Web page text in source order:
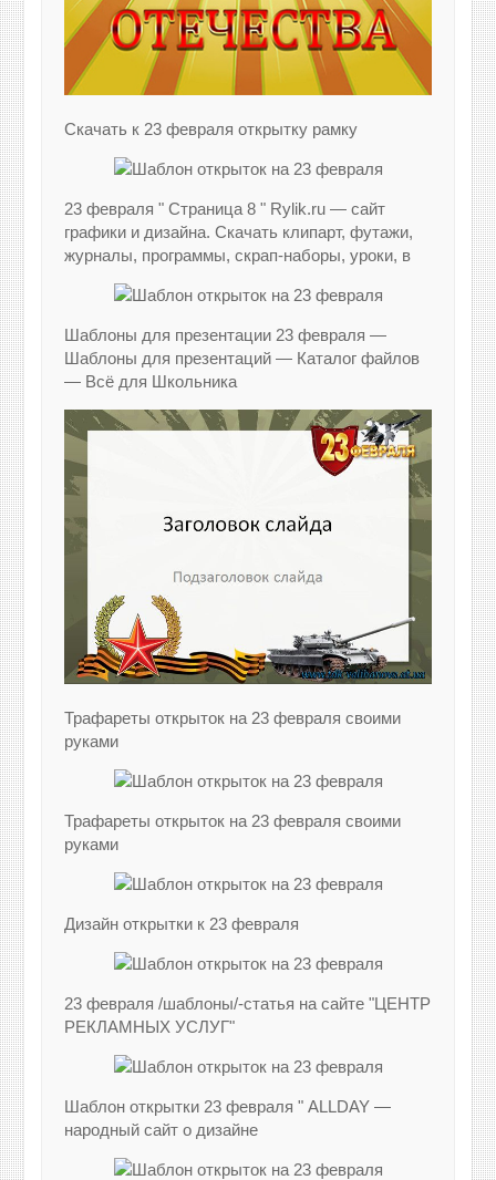
Скачать к 23 февраля открытку рамку
23 февраля " Страница 8 " Rylik.ru — сайт
графики и дизайна. Скачать клипарт, футажи,
журналы, программы, скрап-наборы, уроки, в
Шаблоны для презентации 23 февраля —
Шаблоны для презентаций — Каталог файлов
— Всё для Школьника
Трафареты открыток на 23 февраля своими
руками
Трафареты открыток на 23 февраля своими
руками
Дизайн открытки к 23 февраля
23 февраля /шаблоны/-статья на сайте "ЦЕНТР
РЕКЛАМНЫХ УСЛУГ"
Шаблон открытки 23 февраля " ALLDAY —
народный сайт о дизайне